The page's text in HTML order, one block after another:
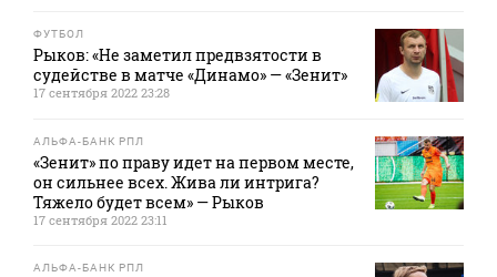
ФУТБОЛ
Рыков: «Не заметил предвзятости в
судействе в матче «Динамо» — «Зенит»
17 сентября 2022 23:28
АЛЬФА-БАНК РПЛ
«Зенит» по праву идет на первом месте,
он сильнее всех. Жива ли интрига?
Тяжело будет всем» — Рыков
17 сентября 2022 23:11
АЛЬФА-БАНК РПЛ